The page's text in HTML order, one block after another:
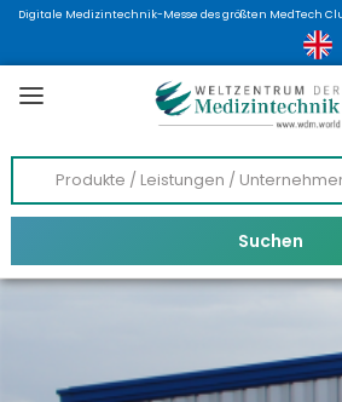
Digitale Medizintechnik-Messe des größten MedTech